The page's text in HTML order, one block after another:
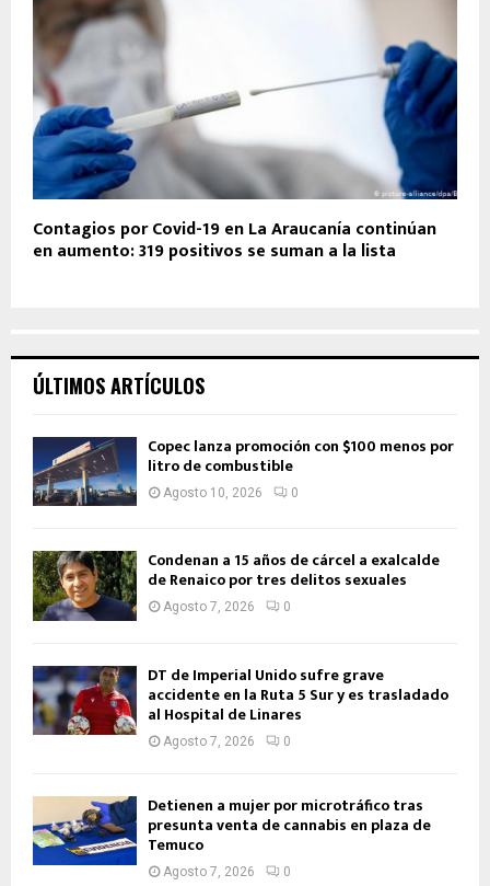
Contagios por Covid-19 en La Araucanía continúan
en aumento: 319 positivos se suman a la lista
ÚLTIMOS ARTÍCULOS
Copec lanza promoción con $100 menos por
litro de combustible
Agosto 10, 2026 0
Condenan a 15 años de cárcel a exalcalde
de Renaico por tres delitos sexuales
Agosto 7, 2026 0
DT de Imperial Unido sufre grave
accidente en la Ruta 5 Sur y es trasladado
al Hospital de Linares
Agosto 7, 2026 0
Detienen a mujer por microtráfico tras
presunta venta de cannabis en plaza de
Temuco
Agosto 7, 2026 0